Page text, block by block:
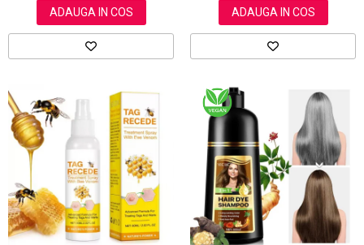
ADAUGA IN COS ADAUGA IN COS